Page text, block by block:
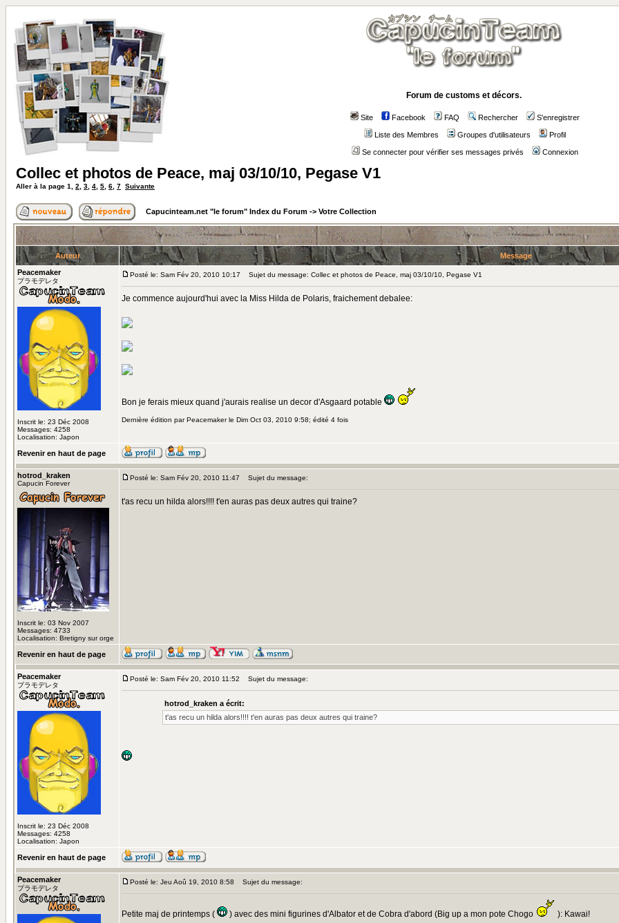
Forum de customs et décors.
Site Facebook FAQ Rechercher S'enregistrer
Liste des Membres Groupes d'utilisateurs Profil
Se connecter pour vérifier ses messages privés Connexion
Collec et photos de Peace, maj 03/10/10, Pegase V1
Aller à la page 1 2 3 4 5 6 7 Suivante
Capucinteam.net "le forum" Index du Forum -> Votre Collection
Auteur
Message
Peacemaker
プラモデレタ
Inscrit le: 23 Déc 2008
Messages: 4258
Localisation: Japon
Posté le: Sam Fév 20, 2010 10:17 Sujet du message: Collec et photos de Peace, maj 03/10/10, Pegase V1
Je commence aujourd'hui avec la Miss Hilda de Polaris, fraichement debalee:
Bon je ferais mieux quand j'aurais realise un decor d'Asgaard potable
Dernière édition par Peacemaker le Dim Oct 03, 2010 9:58; édité 4 fois
Revenir en haut de page
hotrod_kraken
Capucin Forever
Inscrit le: 03 Nov 2007
Messages: 4733
Localisation: Bretigny sur orge
Posté le: Sam Fév 20, 2010 11:47 Sujet du message:
t'as recu un hilda alors!!!! t'en auras pas deux autres qui traine?
Revenir en haut de page
Peacemaker
プラモデレタ
Inscrit le: 23 Déc 2008
Messages: 4258
Localisation: Japon
Posté le: Sam Fév 20, 2010 11:52 Sujet du message:
hotrod_kraken a écrit:
t'as recu un hilda alors!!!! t'en auras pas deux autres qui traine?
Revenir en haut de page
Peacemaker
プラモデレタ
Posté le: Jeu Aoû 19, 2010 8:58 Sujet du message:
Petite maj de printemps ( ) avec des mini figurines d'Albator et de Cobra d'abord (Big up a mon pote Chogo ): Kawai!